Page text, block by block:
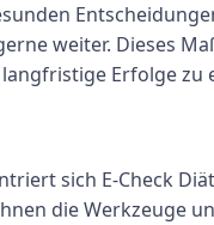
weiter. Dieses
Erfolge zu
sich E-Check
die Werkzeuge